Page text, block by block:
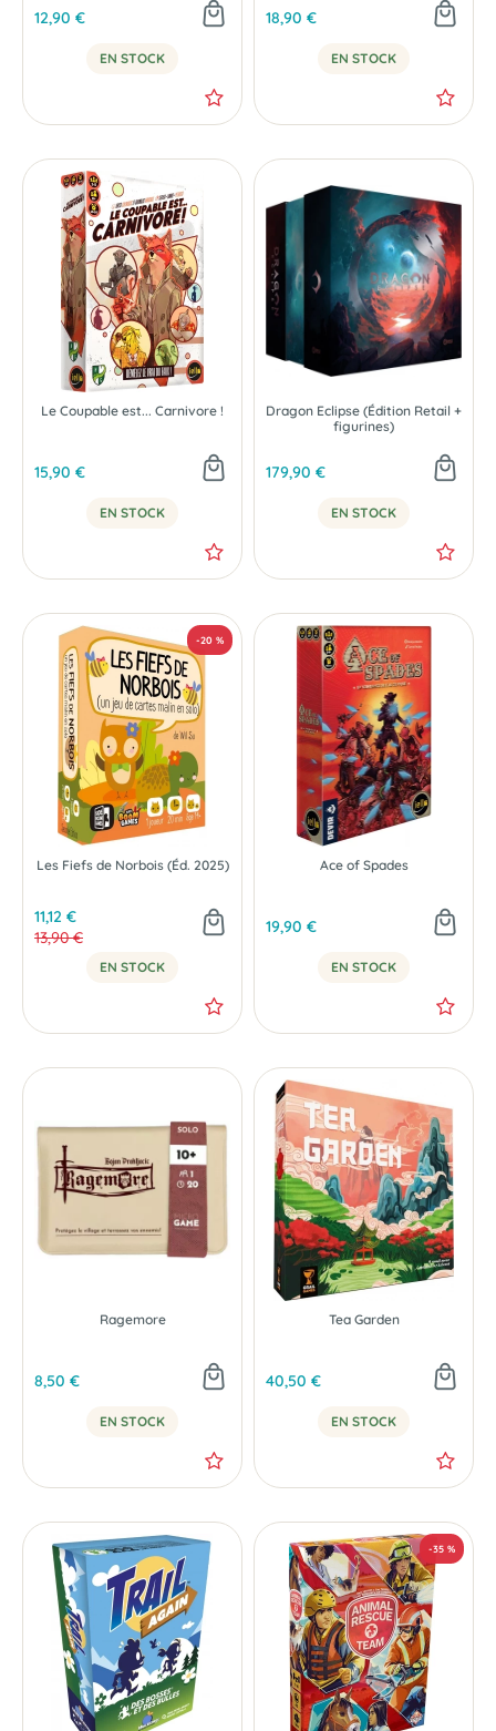
12,90 €
EN STOCK
18,90 €
EN STOCK
Le Coupable est... Carnivore !
15,90 €
EN STOCK
Dragon Eclipse (Édition Retail +
figurines)
179,90 €
EN STOCK
-20 %
Les Fiefs de Norbois (Éd. 2025)
11,12 €
13,90 €
EN STOCK
Ace of Spades
19,90 €
EN STOCK
Ragemore
8,50 €
EN STOCK
Tea Garden
40,50 €
EN STOCK